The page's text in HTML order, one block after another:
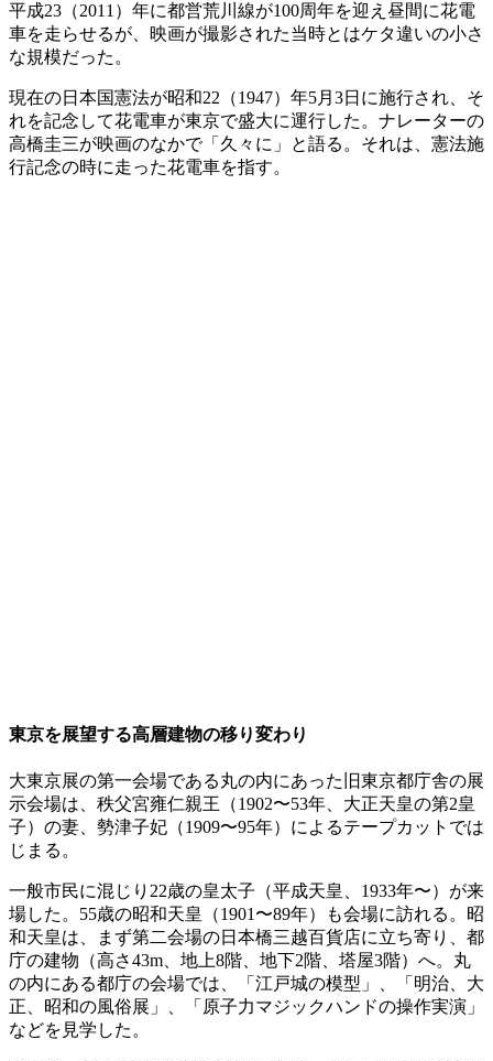
平成23（2011）年に都営荒川線が100周年を迎え昼間に花電
車を走らせるが、映画が撮影された当時とはケタ違いの小さ
な規模だった。
現在の日本国憲法が昭和22（1947）年5月3日に施行され、そ
れを記念して花電車が東京で盛大に運行した。ナレーターの
高橋圭三が映画のなかで「久々に」と語る。それは、憲法施
行記念の時に走った花電車を指す。
東京を展望する高層建物の移り変わり
大東京展の第一会場である丸の内にあった旧東京都庁舎の展
示会場は、秩父宮雍仁親王（1902〜53年、大正天皇の第2皇
子）の妻、勢津子妃（1909〜95年）によるテープカットでは
じまる。
一般市民に混じり22歳の皇太子（平成天皇、1933年〜）が来
場した。55歳の昭和天皇（1901〜89年）も会場に訪れる。昭
和天皇は、まず第二会場の日本橋三越百貨店に立ち寄り、都
庁の建物（高さ43m、地上8階、地下2階、塔屋3階）へ。丸
の内にある都庁の会場では、「江戸城の模型」、「明治、大
正、昭和の風俗展」、「原子力マジックハンドの操作実演」
などを見学した。